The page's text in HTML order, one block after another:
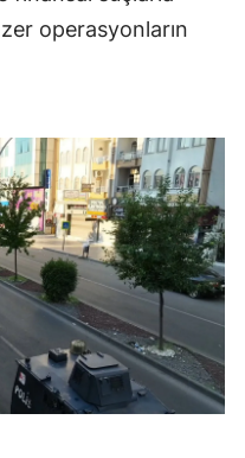
operasyonların